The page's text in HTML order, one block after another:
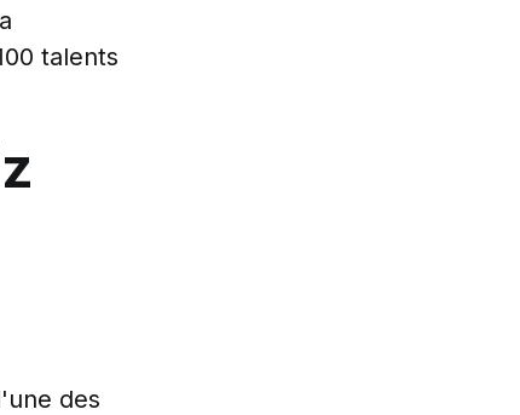
talents
des